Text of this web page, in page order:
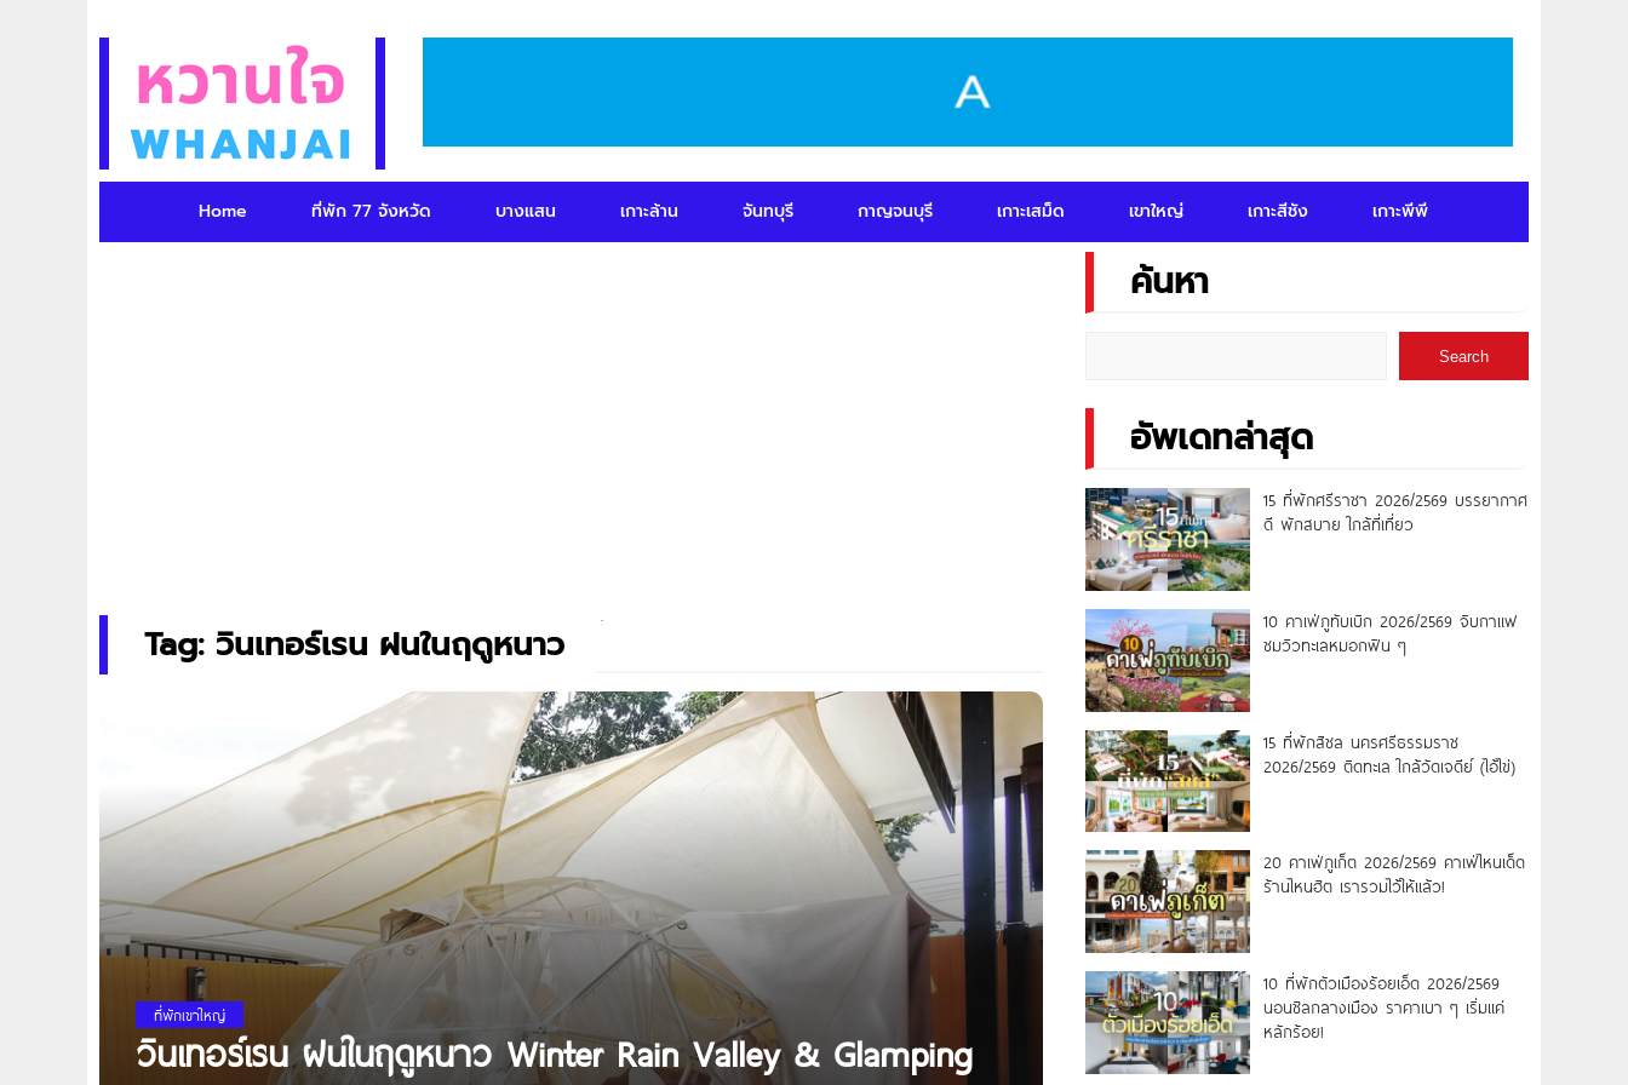
Home ที่พัก 77 จังหวัด บางแสน เกาะล้าน จันทบุรี กาญจนบุรี เกาะเสม็ด เขาใหญ่ เกาะสีชัง เกาะพีพี
Tag: วินเทอร์เรน ฝนในฤดูหนาว
ที่พักเขาใหญ่
วินเทอร์เรน ฝนในฤดูหนาว Winter Rain Valley & Glamping
ค้นหา
Search
อัพเดทล่าสุด
15 ที่พักศรีราชา 2026/2569 บรรยากาศ
ดี พักสบาย ใกล้ที่เที่ยว
10 คาเฟ่ภูทับเบิก 2026/2569 จิบกาแฟ
ชมวิวทะเลหมอกฟิน ๆ
15 ที่พักสิชล นครศรีธรรมราช
2026/2569 ติดทะเล ใกล้วัดเจดีย์ (ไอ้ไข่)
20 คาเฟ่ภูเก็ต 2026/2569 คาเฟ่ไหนเด็ด
ร้านไหนฮิต เรารวมไว้ให้แล้ว!
10 ที่พักตัวเมืองร้อยเอ็ด 2026/2569
นอนชิลกลางเมือง ราคาเบา ๆ เริ่มแค่
หลักร้อย!